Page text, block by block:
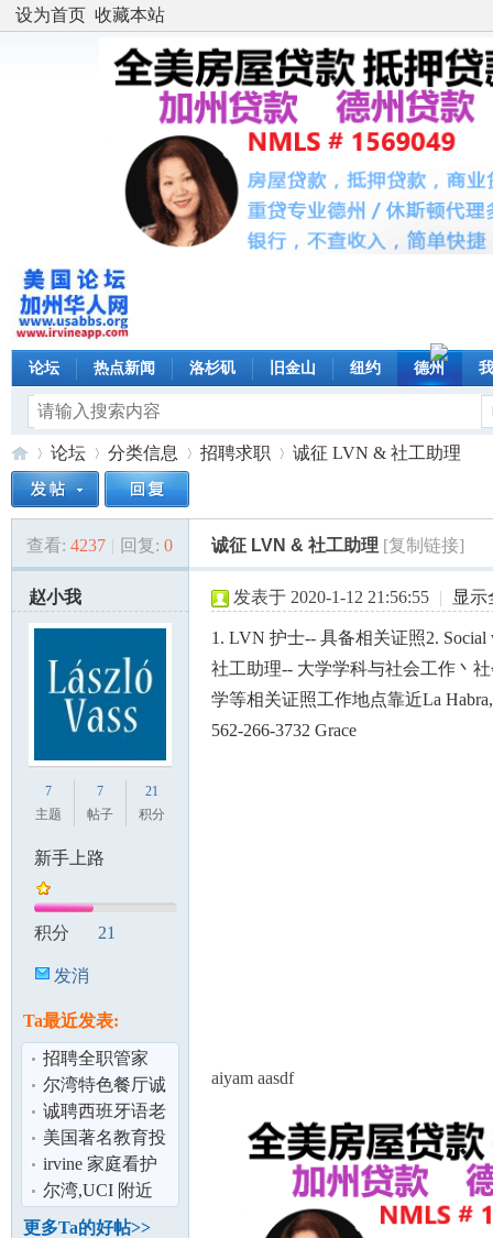
设为首页 收藏本站
论坛 热点新闻 洛杉矶 旧金山 纽约 德州
美
坛
»
论坛
›
分类信息 招聘求职
›
诚征 LVN & 社工助理
查看: 4237 | 回复: 0 诚征 LVN & 社工助理 [复制链接]
赵小我
7
主题
7
帖子
21
积分
新手上路
积分 21
发消
Ta最近发表:
招聘全职管家
尔湾特色餐厅诚
聘
诚聘西班牙语老
师,Part time,3-6
students
美国著名教育投
资集团-文美集团
多个职位热
irvine 家庭看护
儿童
尔湾,UCI 附近
住家 家教老师
更多Ta的好帖>>
发表于 2020-1-12 21:56:55 | 显示
1. LVN 护士-- 具备相关证照2. Social
社工助理-- 大学学科与社会工作丶
学等相关证照工作地点靠近La
562-266-3732 Grace
aiyam aasdf